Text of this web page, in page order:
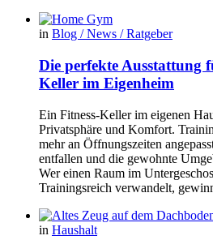
in Blog / News / Ratgeber
Die perfekte Ausstattung
Keller im Eigenheim
Ein Fitness-Keller im eigenen
Privatsphäre und Komfort.
mehr an Öffnungszeiten
entfallen und die gewohnte
Wer einen Raum im
Trainingsreich verwandelt,
in Haushalt